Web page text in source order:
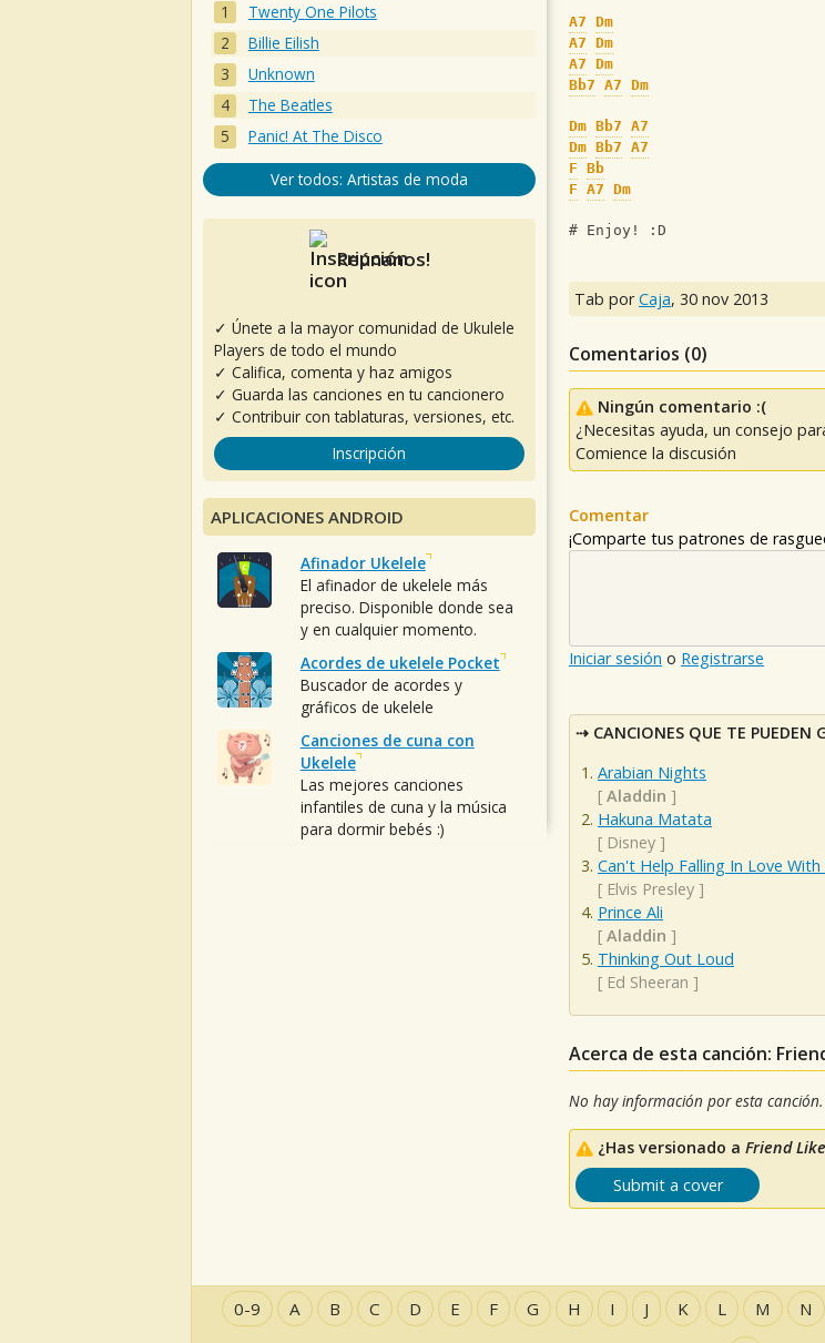
A7 Dm
A7 Dm
A7 Dm
Bb7 A7 Dm
Dm Bb7 A7
Dm Bb7 A7
F Bb
F A7 Dm
# Enjoy! :D
Tab porCaja, 30 nov 2013
Comentarios (0)
Ningún comentario :(
¿Necesitas ayuda, un consejo
Comience la discusión
Comentar
¡Comparte tus patrones de
Iniciar sesión o Registrarse
CANCIONES QUE TE PUEDEN
Arabian Nights
[ Aladdin ]
Hakuna Matata
[ Disney ]
Can't Help Falling In Love With
[ Elvis Presley ]
Prince Ali
[ Aladdin ]
Thinking Out Loud
[ Ed Sheeran ]
Acerca de esta canción:
No hay información por esta canción.
¿Has versionado a Friend
Submit a cover
Twenty One Pilots
Billie Eilish
Unknown
The Beatles
Panic! At The Disco
Ver todos: Artistas de moda
Reúnanos!
✓ Únete a la mayor comunidad de Ukulele
Players de todo el mundo
✓ Califica, comenta y haz amigos
✓ Guarda las canciones en tu cancionero
✓ Contribuir con tablaturas, versiones, etc.
Inscripción
APLICACIONES ANDROID
Afinador Ukelele
El afinador de ukelele más
preciso. Disponible donde sea
y en cualquier momento.
Acordes de ukelele Pocket
Buscador de acordes y
gráficos de ukelele
Canciones de cuna con
Ukelele
Las mejores canciones
infantiles de cuna y la música
para dormir bebés :)
0-9 A B C D E F G H I J K L M N